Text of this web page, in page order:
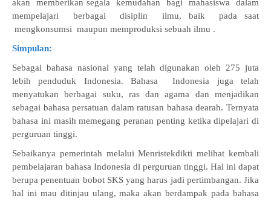
akan memberikan segala kemudahan bagi mahasiswa dalam
mempelajari berbagai disiplin ilmu, baik pada saat
mengkonsumsi maupun memproduksi sebuah ilmu .
Simpulan:
Sebagai bahasa nasional yang telah digunakan oleh 275 juta
lebih penduduk Indonesia. Bahasa Indonesia juga telah
menyatukan berbagai suku, ras dan agama dan menjadikan
sebagai bahasa persatuan dalam ratusan bahasa dearah. Ternyata
bahasa ini masih memegang peranan penting ketika dipelajari di
perguruan tinggi.
Sebaikanya pemerintah melalui Menristekdikti melihat kembali
pembelajaran bahasa Indonesia di perguruan tinggi. Hal ini dapat
berupa penentuan bobot SKS yang harus jadi pertimbangan. Jika
hal ini mau ditinjau ulang, maka akan berdampak pada bahasa